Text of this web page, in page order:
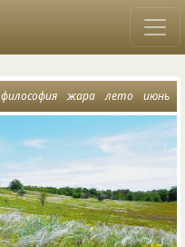
философия жара лето июнь